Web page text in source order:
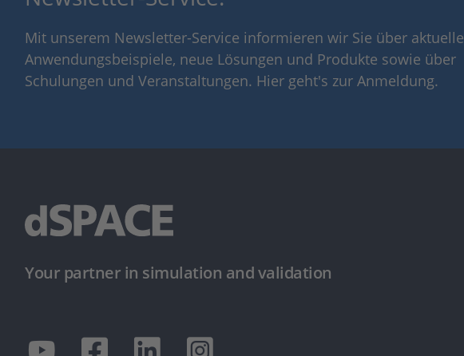
Mit unserem Newsletter-Service informieren wir Sie über aktuelle
Anwendungsbeispiele, neue Lösungen und Produkte sowie über
Schulungen und Veranstaltungen. Hier geht's zur Anmeldung.
Your partner in simulation and validation